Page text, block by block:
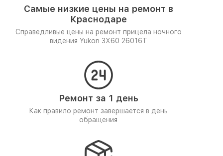
Самые низкие цены на ремонт в
Краснодаре
Справедливые цены на ремонт прицела ночного
видения Yukon 3Х60 26016Т
Ремонт за 1 день
Как правило ремонт завершается в день
обращения